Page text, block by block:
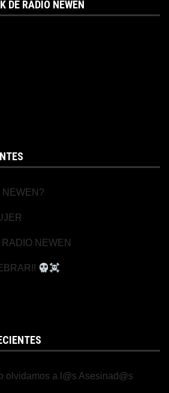
DE RADIO NEWEN
NEWEN?
NEWEN
olvidamos a l@s Asesinad@s